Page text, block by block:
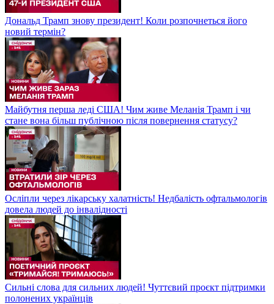
Дональд Трамп знову президент! Коли розпочнеться його
новий термін?
Майбутня перша леді США! Чим живе Меланія Трамп і чи
стане вона більш публічною після повернення статусу?
Осліпли через лікарську халатність! Недбалість офтальмологів
довела людей до інвалідності
Сильні слова для сильних людей! Чуттєвий проєкт підтримки
полонених українців